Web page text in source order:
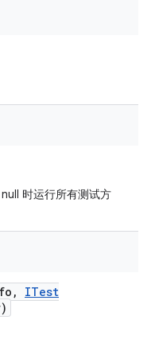
时运行所有测试方
,
ITest